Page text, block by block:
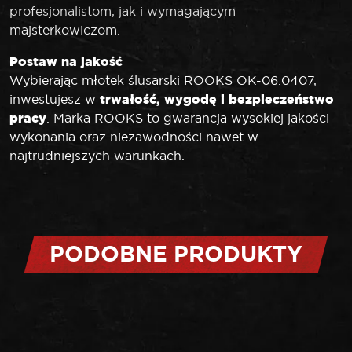
profesjonalistom, jak i wymagającym
majsterkowiczom.
Postaw na jakość
Wybierając młotek ślusarski ROOKS OK-06.0407,
inwestujesz w trwałość, wygodę i bezpieczeństwo
pracy . Marka ROOKS to gwarancja wysokiej jakości
wykonania oraz niezawodności nawet w
najtrudniejszych warunkach.
PODOBNE PRODUKTY